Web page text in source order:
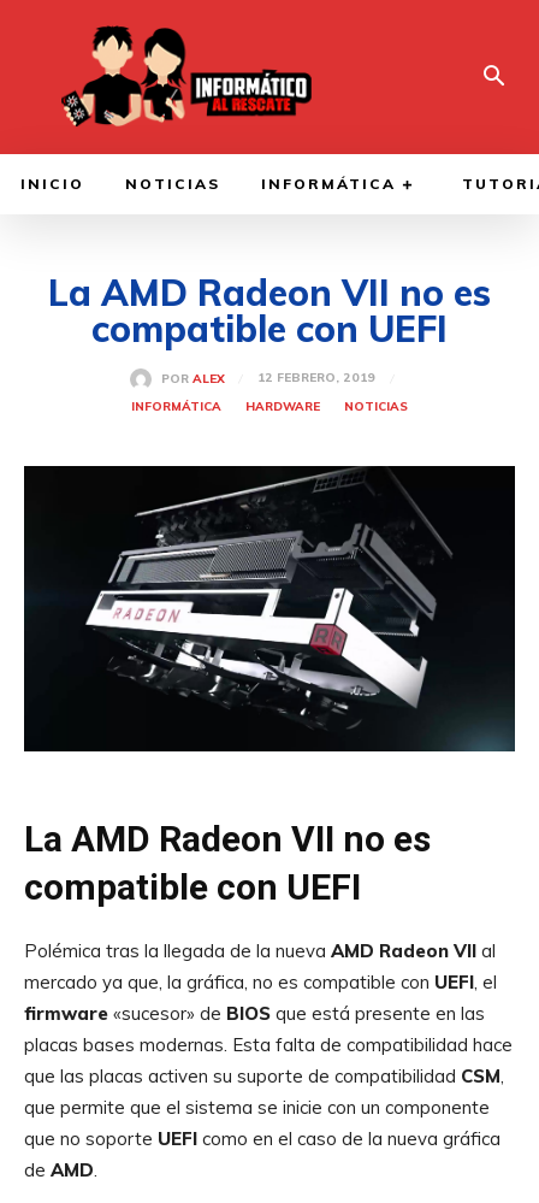
INICIO NOTICIAS INFORMÁTICA
La AMD Radeon VII no es
compatible con UEFI
POR ALEX
12 FEBRERO, 2019
INFORMÁTICA
HARDWARE NOTICIAS
La AMD Radeon VII no es
compatible con UEFI
Polémica tras la llegada de la nueva AMD Radeon VII al
mercado ya que, la gráfica, no es compatible con UEFI , el
firmware «sucesor» de BIOS que está presente en las
placas bases modernas. Esta falta de compatibilidad hace
que las placas activen su suporte de compatibilidad CSM
que permite que el sistema se inicie con un componente
que no soporte UEFI como en el caso de la nueva gráfica
de AMD